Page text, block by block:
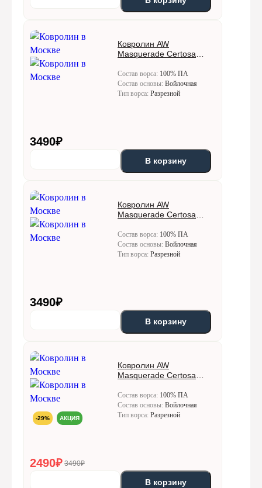
Ковролин AW
Masquerade Certosa
Состав ворса: 100% ПА
Состав основы: Войлочная
Тип ворса: Разрезной
3490₽
В корзину
Ковролин AW
Masquerade Certosa
Состав ворса: 100% ПА
Состав основы: Войлочная
Тип ворса: Разрезной
3490₽
В корзину
-29% АКЦИЯ
Ковролин AW
Masquerade Certosa
Состав ворса: 100% ПА
Состав основы: Войлочная
Тип ворса: Разрезной
2490₽ 3490₽
В корзину